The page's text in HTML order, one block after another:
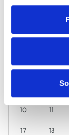
27 28
10 11
17 18